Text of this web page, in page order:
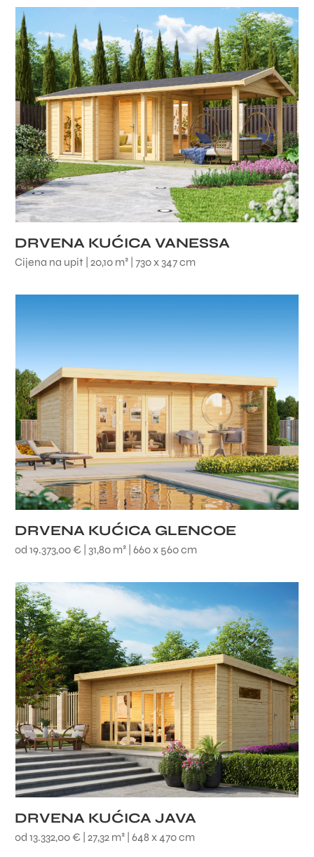
DRVENA KUĆICA VANESSA
Cijena na upit | 20,10 m² | 730 x 347 cm
DRVENA KUĆICA GLENCOE
od 19.373,00 € | 31,80 m² | 660 x 560 cm
DRVENA KUĆICA JAVA
od 13.332,00 € | 27,32 m² | 648 x 470 cm